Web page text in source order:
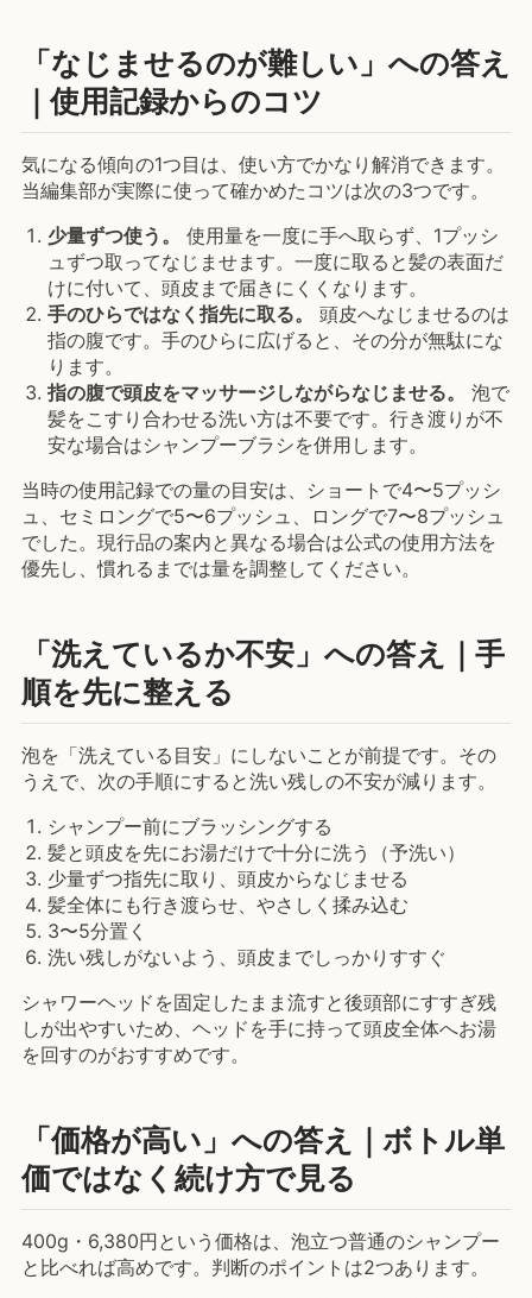
「なじませるのが難しい」への答え
｜使用記録からのコツ
気になる傾向の1つ目は、使い方でかなり解消できます。
当編集部が実際に使って確かめたコツは次の3つです。
少量ずつ使う。
使用量を一度に手へ取らず、1プッシ
ュずつ取ってなじませます。一度に取ると髪の表面だ
けに付いて、頭皮まで届きにくくなります。
手のひらではなく指先に取る。
頭皮へなじませるのは
指の腹です。手のひらに広げると、その分が無駄にな
ります。
指の腹で頭皮をマッサージしながらなじませる。
泡で
髪をこすり合わせる洗い方は不要です。行き渡りが不
安な場合はシャンプーブラシを併用します。
当時の使用記録での量の目安は、ショートで4〜5プッシ
ュ、セミロングで5〜6プッシュ、ロングで7〜8プッシュ
でした。現行品の案内と異なる場合は公式の使用方法を
優先し、慣れるまでは量を調整してください。
「洗えているか不安」への答え｜手
順を先に整える
泡を「洗えている目安」にしないことが前提です。その
うえで、次の手順にすると洗い残しの不安が減ります。
シャンプー前にブラッシングする
髪と頭皮を先にお湯だけで十分に洗う（予洗い）
少量ずつ指先に取り、頭皮からなじませる
髪全体にも行き渡らせ、やさしく揉み込む
3〜5分置く
洗い残しがないよう、頭皮までしっかりすすぐ
シャワーヘッドを固定したまま流すと後頭部にすすぎ残
しが出やすいため、ヘッドを手に持って頭皮全体へお湯
を回すのがおすすめです。
「価格が高い」への答え｜ボトル単
価ではなく続け方で見る
400g・6,380円という価格は、泡立つ普通のシャンプー
と比べれば高めです。判断のポイントは2つあります。